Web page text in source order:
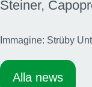
Steiner,
Immagine: Strüby
Alla news